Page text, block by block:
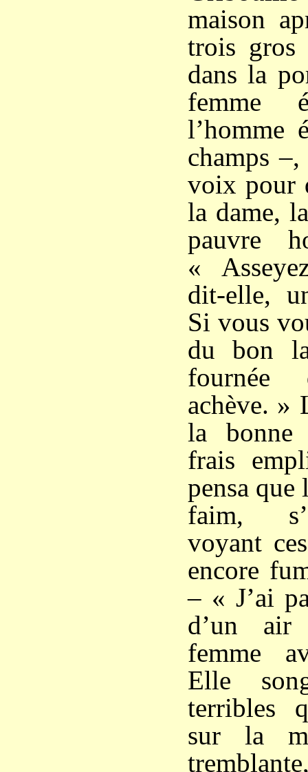
maison
trois gros
dans la
femme
l’homme
champs
voix pour
la dame,
pauvre
«
dit-elle,
Si vous
du bon
achève. »
la bonne
frais
pensa que
faim,
voyant
encore
– « J’ai
d’un air
femme
Elle
terribles
sur la